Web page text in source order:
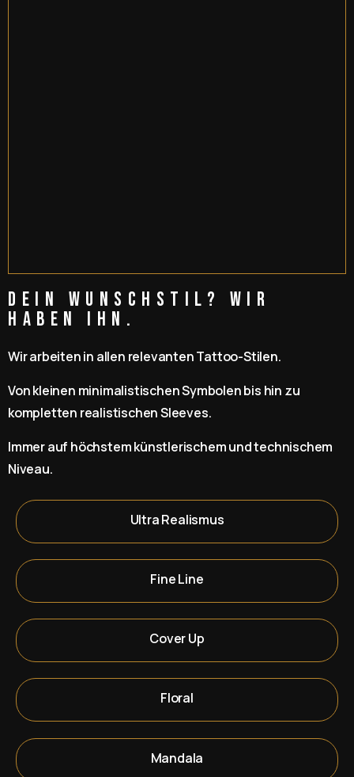
Dein Wunschstil? Wir
haben ihn.
Wir arbeiten in allen relevanten Tattoo-Stilen.
Von kleinen minimalistischen Symbolen bis hin zu
kompletten realistischen Sleeves.
Immer auf höchstem künstlerischem und technischem
Niveau.
Ultra Realismus
Fine Line
Cover Up
Floral
Mandala